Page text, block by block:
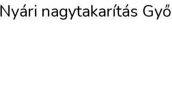
Nyári nagytakarítás